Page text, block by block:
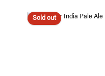
Sold out